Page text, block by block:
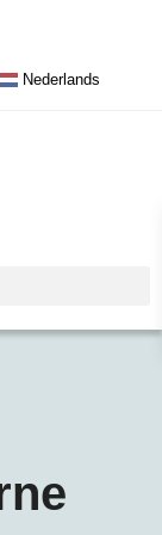
Nederlands